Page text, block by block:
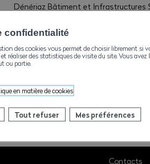
Dénériaz Bâtiment et Infrastructures
1950 Sion
pn@deneriaz.com
+41272038141
Contacts
confidentialité
des cookies vous permet de choisir librement si
réaliser des statistiques de visite du site. Vous
ou partie.
en matière de cookies
Tout refuser Mes préférences